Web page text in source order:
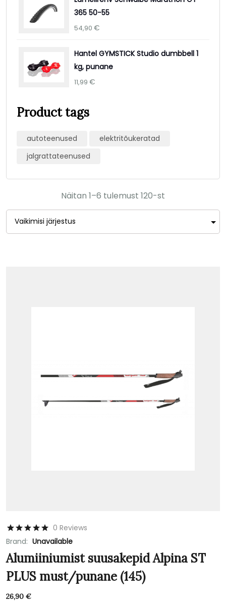
365 50-55
54,90 €
Hantel GYMSTICK Studio dumbbell 1
kg, punane
11,99 €
Product tags
autoteenused
elektritõukeratad
jalgrattateenused
Näitan 1–6 tulemust 120-st
0 Reviews
Brand: Unavailable
Alumiiniumist suusakepid Alpina ST
PLUS must/punane (145)
26,90 €